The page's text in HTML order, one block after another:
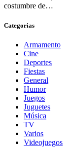
costumbre de…
Categorias
Armamento
Cine
Deportes
Fiestas
General
Humor
Juegos
Juguetes
Música
TV
Varios
Videojuegos